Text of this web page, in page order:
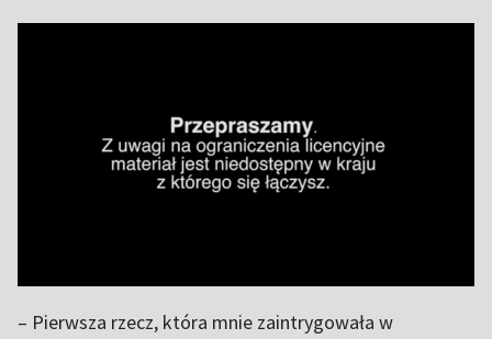
– Pierwsza rzecz, która mnie zaintrygowała w